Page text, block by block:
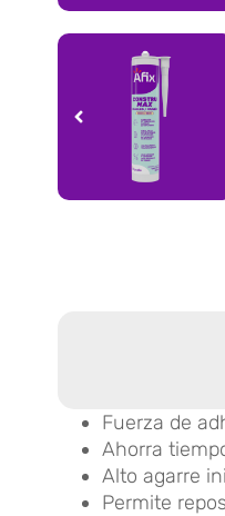
Fuerza de
Ahorra
Alto agarre
Permite